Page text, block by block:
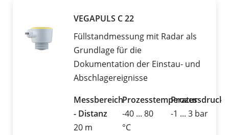
VEGAPULS C 22
Füllstandmessung mit Radar als
Grundlage für die
Dokumentation der Einstau- und
Abschlagereignisse
Messbereich
- Distanz
20 m
Prozesstemperatur
-40 ... 80
°C
Prozessdruck
-1 ... 3 bar